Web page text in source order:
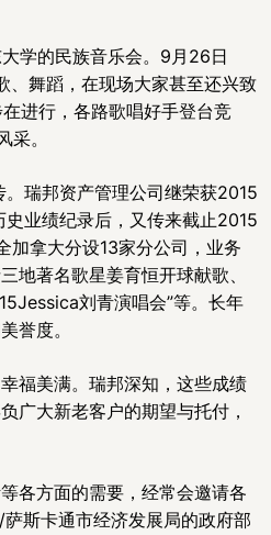
学的民族音乐会。9月26日
、舞蹈，在现场大家甚至还兴致
进行，各路歌唱好手登台竞
。
瑞邦资产管理公司继荣获2015
业绩纪录后，又传来截止2015
加拿大分设13家分公司，业务
地著名歌星姜育恒开球献歌、
刘青演唱会”等。长年
誉度。
福美满。瑞邦深知，这些成绩
广大新老客户的期望与托付，
各方面的需要，经常会邀请各
斯卡通市经济发展局的政府部